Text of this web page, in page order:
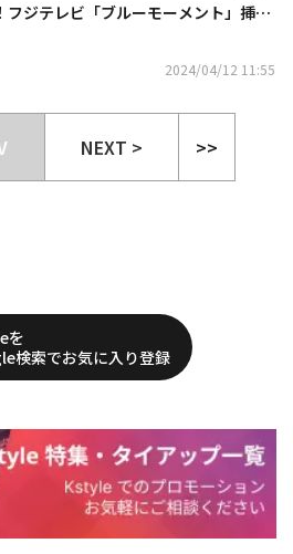
フジテレビ「ブルーモーメント」挿入
2024/04/12 11:55
NEXT > >>
を
検索でお気に入り登録